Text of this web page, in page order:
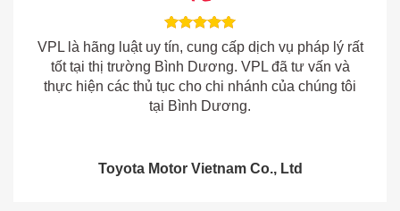
VPL là hãng luật uy tín, cung cấp dịch vụ pháp lý rất
tốt tại thị trường Bình Dương. VPL đã tư vấn và
thực hiện các thủ tục cho chi nhánh của chúng tôi
tại Bình Dương.
Toyota Motor Vietnam Co., Ltd